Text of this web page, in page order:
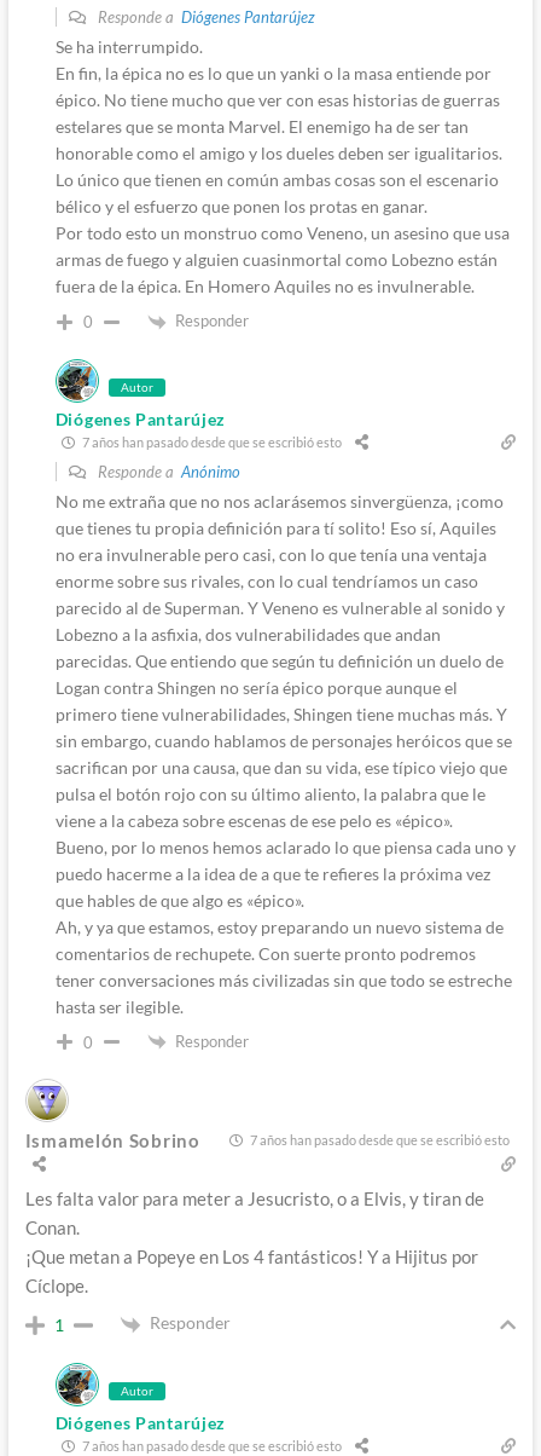
Responde a Diógenes Pantarújez
Se ha interrumpido.
En fin, la épica no es lo que un yanki o la masa entiende por
épico. No tiene mucho que ver con esas historias de guerras
estelares que se monta Marvel. El enemigo ha de ser tan
honorable como el amigo y los dueles deben ser igualitarios.
Lo único que tienen en común ambas cosas son el escenario
bélico y el esfuerzo que ponen los protas en ganar.
Por todo esto un monstruo como Veneno, un asesino que usa
armas de fuego y alguien cuasinmortal como Lobezno están
fuera de la épica. En Homero Aquiles no es invulnerable.
0 Responder
Autor
Diógenes Pantarújez
7 años han pasado desde que se escribió esto
Responde a Anónimo
No me extraña que no nos aclarásemos sinvergüenza, ¡como
que tienes tu propia definición para tí solito! Eso sí, Aquiles
no era invulnerable pero casi, con lo que tenía una ventaja
enorme sobre sus rivales, con lo cual tendríamos un caso
parecido al de Superman. Y Veneno es vulnerable al sonido y
Lobezno a la asfixia, dos vulnerabilidades que andan
parecidas. Que entiendo que según tu definición un duelo de
Logan contra Shingen no sería épico porque aunque el
primero tiene vulnerabilidades, Shingen tiene muchas más. Y
sin embargo, cuando hablamos de personajes heróicos que se
sacrifican por una causa, que dan su vida, ese típico viejo que
pulsa el botón rojo con su último aliento, la palabra que le
viene a la cabeza sobre escenas de ese pelo es «épico».
Bueno, por lo menos hemos aclarado lo que piensa cada uno y
puedo hacerme a la idea de a que te refieres la próxima vez
que hables de que algo es «épico».
Ah, y ya que estamos, estoy preparando un nuevo sistema de
comentarios de rechupete. Con suerte pronto podremos
tener conversaciones más civilizadas sin que todo se estreche
hasta ser ilegible.
0 Responder
Ismamelón Sobrino 7 años han pasado desde que se escribió esto
Les falta valor para meter a Jesucristo, o a Elvis, y tiran de
Conan.
¡Que metan a Popeye en Los 4 fantásticos! Y a Hijitus por
Cíclope.
1 Responder
Autor
Diógenes Pantarújez
7 años han pasado desde que se escribió esto